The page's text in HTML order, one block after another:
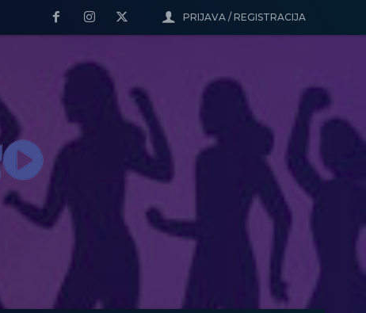
PRIJAVA / REGISTRACIJA